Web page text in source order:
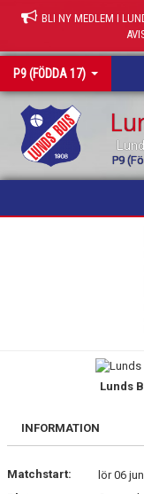
BLI NY MEDLEM I
P9 (FÖDDA 17)
P9
KONTAKT
Lunds
INFORMATION
Matchstart:
lör 06